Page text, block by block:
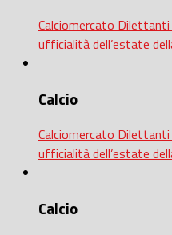
Calciomercato
ufficialità dell’estate
Calcio
Calciomercato
ufficialità dell’estate
Calcio